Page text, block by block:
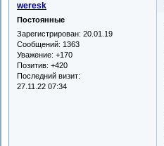
weresk
Постоянные
Зарегистрирован: 20.01.19
Сообщений: 1363
Уважение: +170
Позитив: +420
Последний визит:
27.11.22 07:34